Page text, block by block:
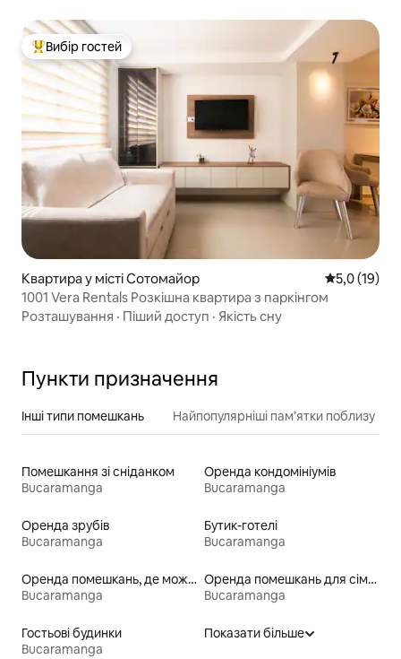
Топ вибір гостей
Вибір гостей
Квартира у місті Сотомайор Середня
5,0 (19)
1001 Vera Rentals Розкішна квартира з паркінгом
Розташування · Піший доступ · Якість сну
Пункти призначення
Інші типи помешкань Найпопулярніші пам’ятки поблизу
Помешкання зі сніданком
Bucaramanga
Оренда кондомініумів
Bucaramanga
Оренда зрубів
Bucaramanga
Бутик-готелі
Bucaramanga
Оренда помешкань, де можна перебувати з домашніми тваринами
Bucaramanga
Оренда помешкань для сімей
Bucaramanga
Гостьові будинки
Bucaramanga
Показати більше